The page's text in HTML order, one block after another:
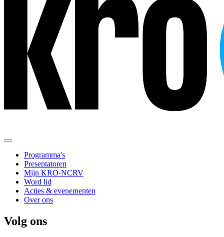
Programma's
Presentatoren
Mijn KRO-NCRV
Word lid
Acties & evenementen
Over ons
Volg ons